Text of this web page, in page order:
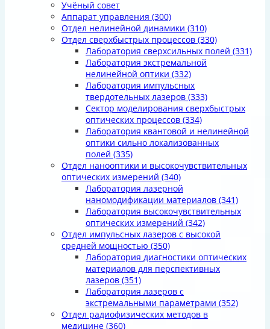
Учёный совет
Аппарат управления (300)
Отдел нелинейной динамики (310)
Отдел сверхбыстрых процессов (330)
Лаборатория сверхсильных полей (331)
Лаборатория экстремальной
нелинейной оптики (332)
Лаборатория импульсных
твердотельных лазеров (333)
Сектор моделирования сверхбыстрых
оптических процессов (334)
Лаборатория квантовой и нелинейной
оптики сильно локализованных
полей (335)
Отдел нанооптики и высокочувствительных
оптических измерений (340)
Лаборатория лазерной
наномодификации материалов (341)
Лаборатория высокочувствительных
оптических измерений (342)
Отдел импульсных лазеров с высокой
средней мощностью (350)
Лаборатория диагностики оптических
материалов для перспективных
лазеров (351)
Лаборатория лазеров с
экстремальными параметрами (352)
Отдел радиофизических методов в
медицине (360)